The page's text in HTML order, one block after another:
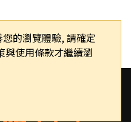
的瀏覽體驗, 請確定
與使用條款才繼續瀏